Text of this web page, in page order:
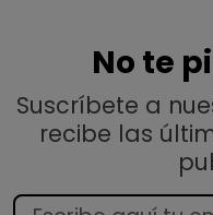
No te
Suscríbete a
recibe las